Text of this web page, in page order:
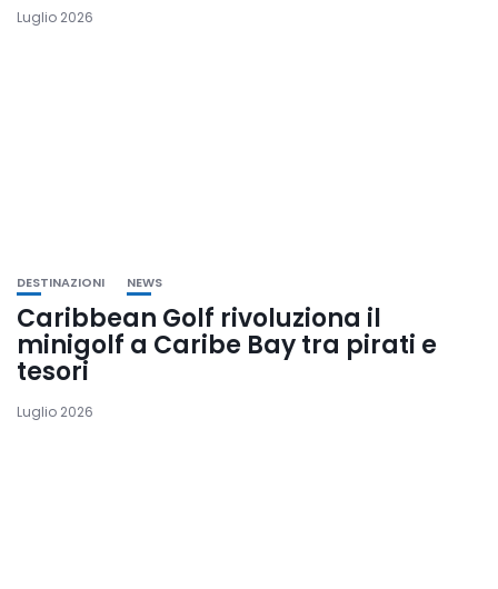
Luglio 2026
DESTINAZIONI NEWS
Caribbean Golf rivoluziona il
minigolf a Caribe Bay tra pirati e
tesori
Luglio 2026